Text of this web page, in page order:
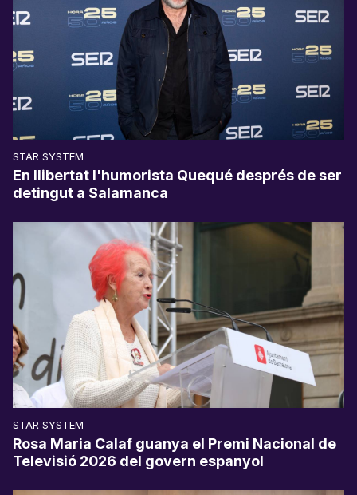
STAR SYSTEM
En llibertat l'humorista Quequé després de ser
detingut a Salamanca
STAR SYSTEM
Rosa Maria Calaf guanya el Premi Nacional de
Televisió 2026 del govern espanyol